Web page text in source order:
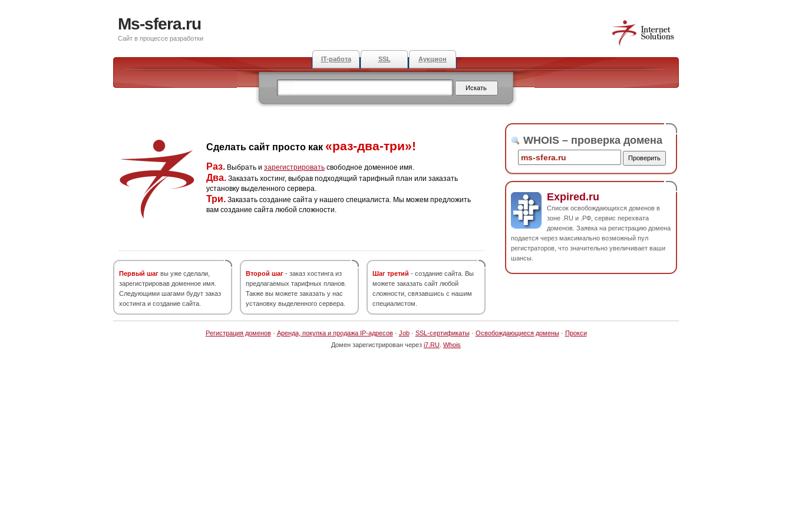
Ms-sfera.ru
Сайт в процессе разработки
IT-работа SSL Аукцион
Сделать сайт просто как «раз-два-три»!
Раз. Выбрать и зарегистрировать свободное доменное имя.
Два. Заказать хостинг, выбрав подходящий тарифный план или заказать
установку выделенного сервера.
Три. Заказать создание сайта у нашего специалиста. Мы можем предложить
вам создание сайта любой сложности.
Первый шаг вы уже сделали,
зарегистрировав доменное имя.
Следующими шагами будут заказ
хостинга и создание сайта.
Второй шаг - заказ хостинга из
предлагаемых тарифных планов.
Также вы можете заказать у нас
установку выделенного сервера.
Шаг третий - создание сайта. Вы
можете заказать сайт любой
сложности, связавшись с нашим
специалистом.
WHOIS – проверка домена
Expired.ru
Список освобождающихся доменов в
зоне .RU и .РФ, сервис перехвата
доменов. Заявка на регистрацию домена
подается через максимально возможный пул
регистраторов, что значительно увеличивает ваши
шансы.
Регистрация доменов· Аренда, покупка и продажа IP-адресов· Job· SSL-сертификаты· Освобождающиеся домены· Прокси
Домен зарегистрирован через i7.RU Whois